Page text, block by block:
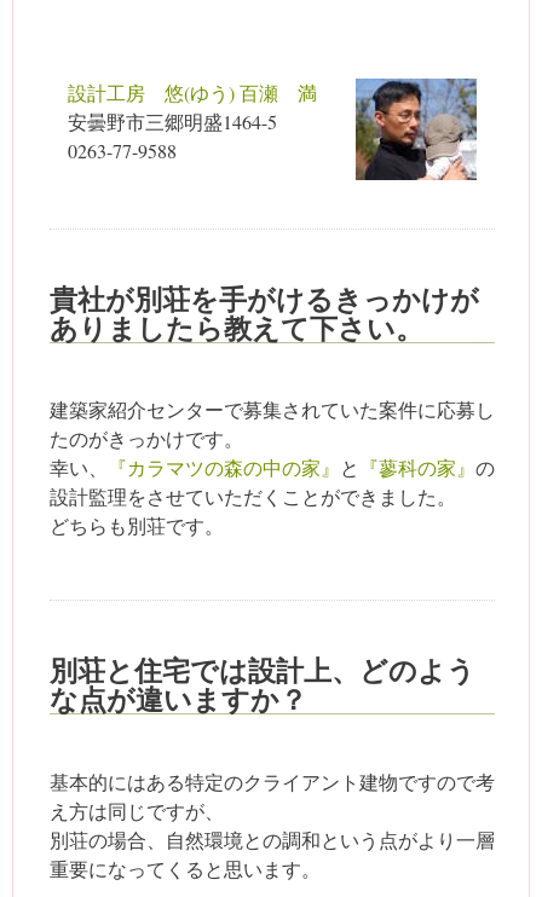
設計工房 悠(ゆう) 百瀬 満
安曇野市三郷明盛1464-5
0263-77-9588
貴社が別荘を手がけるきっかけが
ありましたら教えて下さい。
建築家紹介センターで募集されていた案件に応募し
たのがきっかけです。
幸い、
『カラマツの森の中の家』 と 『蓼科の家』 の
設計監理をさせていただくことができました。
どちらも別荘です。
別荘と住宅では設計上、どのよう
な点が違いますか？
基本的にはある特定のクライアント建物ですので考
え方は同じですが、
別荘の場合、自然環境との調和という点がより一層
重要になってくると思います。